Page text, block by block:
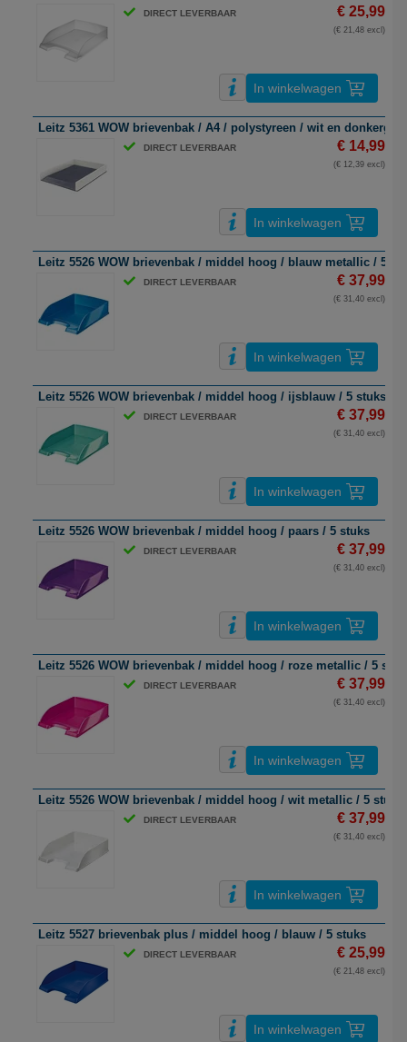
DIRECT LEVERBAAR € 25,99
(€ 21,48 excl)
In winkelwagen
Leitz 5361 WOW brievenbak / A4 / polystyreen / wit en
DIRECT LEVERBAAR € 14,99
(€ 12,39 excl)
In winkelwagen
Leitz 5526 WOW brievenbak / middel hoog / blauw metallic / 5
DIRECT LEVERBAAR € 37,99
(€ 31,40 excl)
In winkelwagen
Leitz 5526 WOW brievenbak / middel hoog / ijsblauw / 5 stuks
DIRECT LEVERBAAR € 37,99
(€ 31,40 excl)
In winkelwagen
Leitz 5526 WOW brievenbak / middel hoog / paars / 5 stuks
DIRECT LEVERBAAR € 37,99
(€ 31,40 excl)
In winkelwagen
Leitz 5526 WOW brievenbak / middel hoog / roze metallic / 5
DIRECT LEVERBAAR € 37,99
(€ 31,40 excl)
In winkelwagen
Leitz 5526 WOW brievenbak / middel hoog / wit metallic / 5 stuks
DIRECT LEVERBAAR € 37,99
(€ 31,40 excl)
In winkelwagen
Leitz 5527 brievenbak plus / middel hoog / blauw / 5 stuks
DIRECT LEVERBAAR € 25,99
(€ 21,48 excl)
In winkelwagen